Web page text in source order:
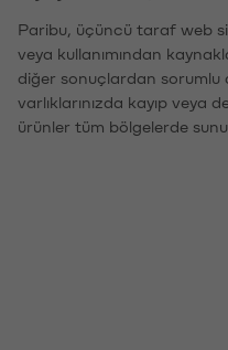
Paribu, üçüncü taraf web
veya kullanımından
diğer sonuçlardan sorumlu
varlıklarınızda kayıp veya
ürünler tüm bölgelerde